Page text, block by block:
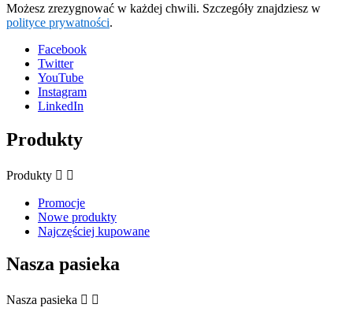
Możesz zrezygnować w każdej chwili. Szczegóły znajdziesz w
polityce prywatności.
Facebook
Twitter
YouTube
Instagram
LinkedIn
Produkty
Produkty  
Promocje
Nowe produkty
Najczęściej kupowane
Nasza pasieka
Nasza pasieka  